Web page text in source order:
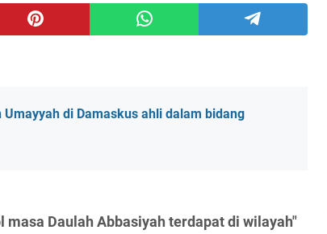
di Damaskus ahli dalam bidang
Daulah Abbasiyah terdapat di wilayah"